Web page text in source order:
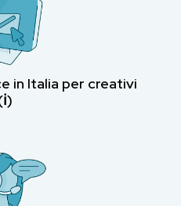
in Italia per creativi